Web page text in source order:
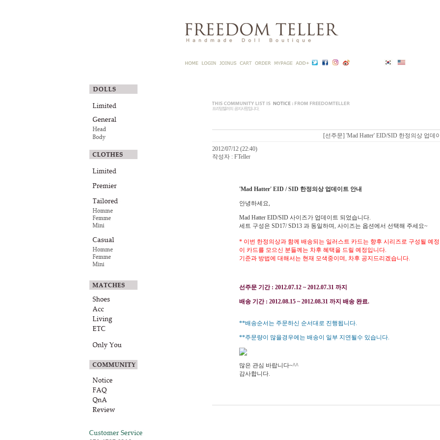
[선주문] 'Mad Hatter' EID/SID 한정의상 업데
2012/07/12 (22:40)
작성자 : FTeller
'Mad Hatter' EID / SID 한정의상 업데이트 안내
안녕하세요,
Mad Hatter EID/SID 사이즈가 업데이트 되었습니다.
세트 구성은 SD17/ SD13 과 동일하며, 사이즈는 옵션에서 선택해 주세요~
* 이번 한정의상과 함께 배송되는 일러스트 카드는 향후 시리즈로 구성될 예
이 카드를 모으신 분들께는 차후 혜택을 드릴 예정입니다.
기준과 방법에 대해서는 현재 모색중이며, 차후 공지드리겠습니다.
선주문 기간 : 2012.07.12 ~ 2012.07.31 까지
배송 기간 : 2012.08.15 ~ 2012.08.31 까지 배송 완료.
**배송순서는 주문하신 순서대로 진행됩니다.
**주문량이 많을경우에는 배송이 일부 지연될수 있습니다.
많은 관심 바랍니다~^^
감사합니다.